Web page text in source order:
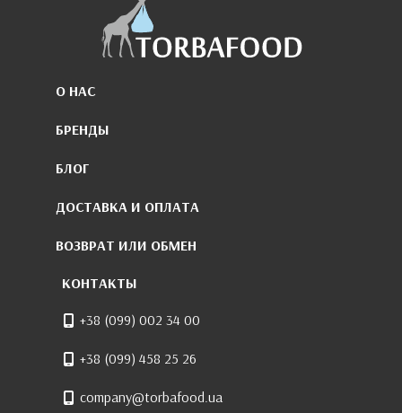
О НАС
БРЕНДЫ
БЛОГ
ДОСТАВКА И ОПЛАТА
ВОЗВРАТ ИЛИ ОБМЕН
КОНТАКТЫ
+38 (099) 002 34 00
+38 (099) 458 25 26
company@torbafood.ua